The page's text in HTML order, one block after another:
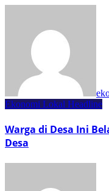
Ekonomi Lokal Headline
Warga di Desa Ini
Desa